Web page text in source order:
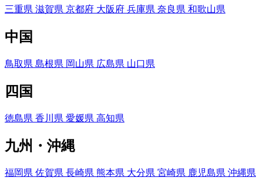
三重県 滋賀県 京都府 大阪府 兵庫県 奈良県 和歌山県
中国
鳥取県 島根県 岡山県 広島県 山口県
四国
徳島県 香川県 愛媛県 高知県
九州・沖縄
福岡県 佐賀県 長崎県 熊本県 大分県 宮崎県 鹿児島県 沖縄県